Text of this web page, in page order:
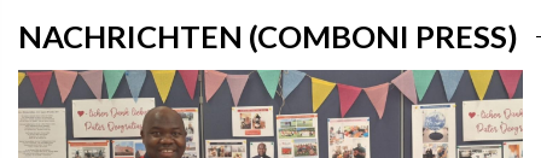
NACHRICHTEN (COMBONI PRESS)